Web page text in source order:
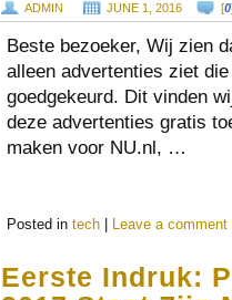
ADMIN JUNE 1, 2016 [0
Beste bezoeker, Wij zien
alleen advertenties ziet
goedgekeurd. Dit vinden
deze advertenties gratis
maken voor NU.nl, …
Posted in tech Leave a comment
Eerste Indruk: